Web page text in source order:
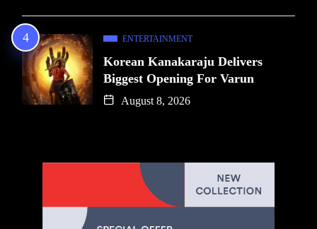
ENTERTAINMENT
Korean Kanakaraju Delivers
Biggest Opening For Varun
August 8, 2026